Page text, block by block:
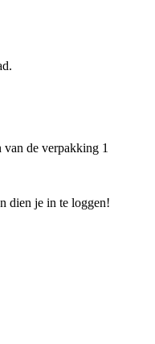
de verpakking 1
dien je in te loggen!